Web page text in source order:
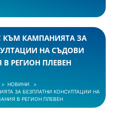
КЪМ КАМПАНИЯТА ЗА
НА СЪДОВИ
РЕГИОН ПЛЕВЕН
НОВИНИ
ЗА БЕЗПЛАТНИ КОНСУЛТАЦИИ НА
В РЕГИОН ПЛЕВЕН